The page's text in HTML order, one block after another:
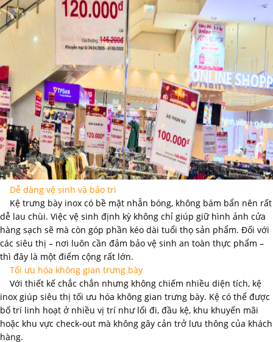
Dễ dàng vệ sinh và bảo trì
Kệ trưng bày inox có bề mặt nhẵn bóng, không bám bẩn nên rất
dễ lau chùi. Việc vệ sinh định kỳ không chỉ giúp giữ hình ảnh cửa
hàng sạch sẽ mà còn góp phần kéo dài tuổi thọ sản phẩm. Đối với
các siêu thị – nơi luôn cần đảm bảo vệ sinh an toàn thực phẩm –
thì đây là một điểm cộng rất lớn.
Tối ưu hóa không gian trưng bày
Với thiết kế chắc chắn nhưng không chiếm nhiều diện tích, kệ
inox giúp siêu thị tối ưu hóa không gian trưng bày. Kệ có thể được
bố trí linh hoạt ở nhiều vị trí như lối đi, đầu kệ, khu khuyến mãi
hoặc khu vực check-out mà không gây cản trở lưu thông của khách
hàng.